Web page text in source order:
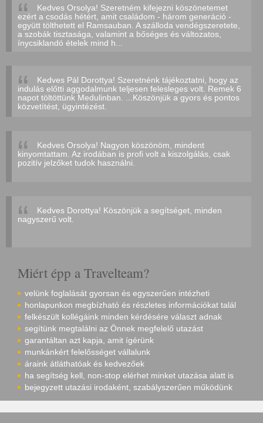
Kedves Orsolya! Szeretném kifejezni köszönetemet
ezért a csodás hétért, amit családom - három generáció -
együtt tölthetett el Ramsauban. A szálloda vendégszeretete,
a szobák tisztasága, valamint a bőséges és változatos,
ínycsiklandó ételek mind h...
Kedves Pál Dorottya! Szeretnénk tájékoztatni, hogy az
indulás előtti aggodalmunk teljesen felesleges volt. Remek 6
napot töltöttünk Medulinban. ...Köszönjük a gyors és pontos
közvetítést, ügyintézést.
Kedves Orsolya! Nagyon köszönöm, mindent
kinyomtattam. Az irodában is profi volt a kiszolgálás, csak
pozitív jelzőket tudok használni.
Kedves Dorottya! Köszönjük a segítséget, minden
nagyszerű volt.
Miért épp a Travelteam?
velünk foglalását gyorsan és egyszerűen intézheti
honlapunkon megbízható és részletes információkat talál
felkészült kollégáink minden kérdésére választ adnak
segítünk megtalálni az Önnek megfelelő utazást
garantáltan azt kapja, amit ígérünk
munkánkért felelősséget vállalunk
áraink átláthatóak és kedvezőek
ha segítség kell, non-stop elérhet minket utazása alatt is
bejegyzett utazási irodaként, szabályszerűen működünk